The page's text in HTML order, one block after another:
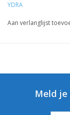
YDRA
Aan verlanglijst
Meld